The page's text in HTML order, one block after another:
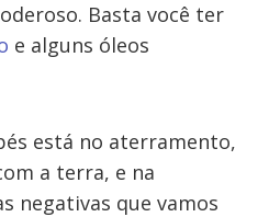
Basta você ter
e alguns óleos
está no aterramento,
a terra, e na
negativas que vamos